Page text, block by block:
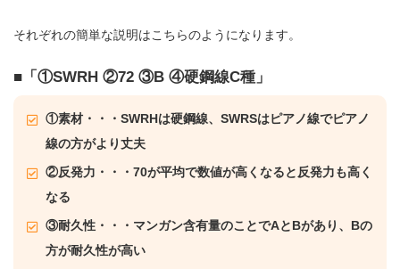
それぞれの簡単な説明はこちらのようになります。
「①SWRH ②72 ③B ④硬鋼線C種」
①素材・・・SWRHは硬鋼線、SWRSはピアノ線でピアノ
線の方がより丈夫
②反発力・・・70が平均で数値が高くなると反発力も高く
なる
③耐久性・・・マンガン含有量のことでAとBがあり、Bの
方が耐久性が高い